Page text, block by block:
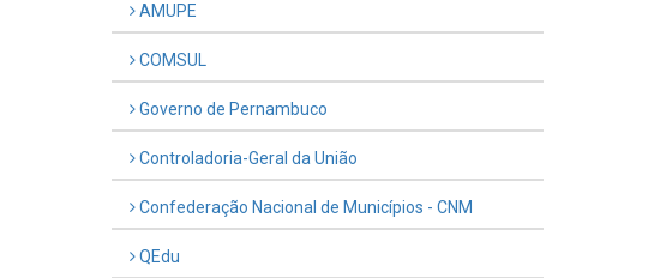
AMUPE
COMSUL
Governo de Pernambuco
Controladoria-Geral da União
Confederação Nacional de Municípios - CNM
QEdu